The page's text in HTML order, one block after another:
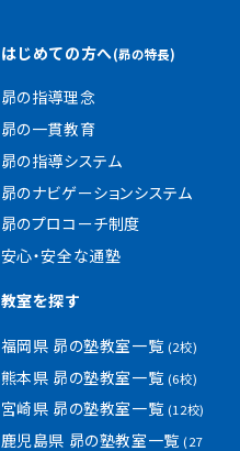
はじめての方へ(昴の特長)
昴の指導理念
昴の一貫教育
昴の指導システム
昴のナビゲーションシステム
昴のプロコーチ制度
安心・安全な通塾
教室を探す
福岡県 昴の塾教室一覧 (2校)
熊本県 昴の塾教室一覧 (6校)
宮崎県 昴の塾教室一覧 (12校)
鹿児島県 昴の塾教室一覧(27